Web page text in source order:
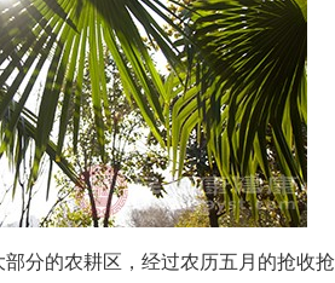
的农耕区，经过农历五月的抢收